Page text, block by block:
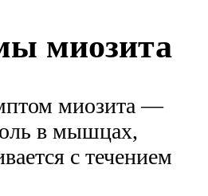
миозита
миозита —
в мышцах,
с течением